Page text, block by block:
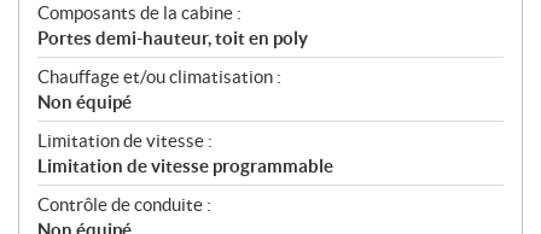
Composants de la cabine :
Portes demi-hauteur, toit en poly
Chauffage et/ou climatisation :
Non équipé
Limitation de vitesse :
Limitation de vitesse programmable
Contrôle de conduite :